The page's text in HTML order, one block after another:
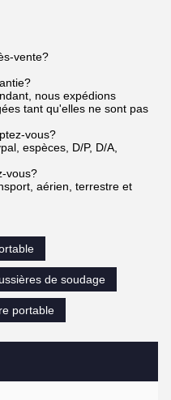
vente?
nous expédions
tant qu'elles ne sont pas
vous?
espèces, D/P, D/A,
vous?
aérien, terrestre et
de soudage
portable